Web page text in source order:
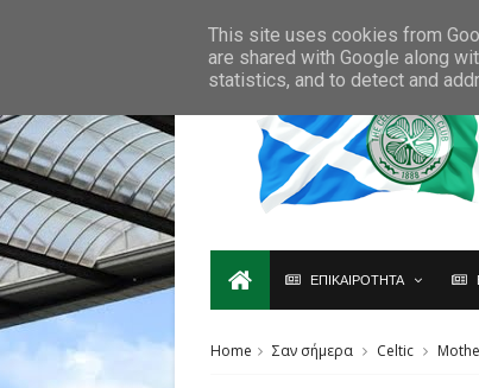
ΕΠΙΚΑΙΡΟΤΗΤΑ
Home Σαν σήμερα Celtic
This site uses cookies from
are shared with Google along
statistics, and to detect and